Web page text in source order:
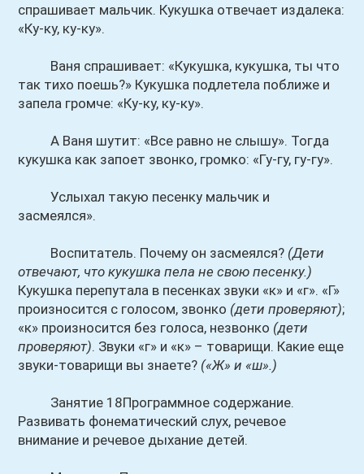
спрашивает мальчик. Кукушка отвечает издалека:
«Ку-ку, ку-ку».
Ваня спрашивает: «Кукушка, кукушка, ты что
так тихо поешь?» Кукушка подлетела поближе и
запела громче: «Ку-ку, ку-ку».
А Ваня шутит: «Все равно не слышу». Тогда
кукушка как запоет звонко, громко: «Гу-гу, гу-гу».
Услыхал такую песенку мальчик и
засмеялся».
Воспитатель. Почему он засмеялся? (Дети
отвечают, что кукушка пела не свою песенку.)
Кукушка перепутала в песенках звуки «к» и «г». «Г»
произносится с голосом, звонко (дети проверяют);
«к» произносится без голоса, незвонко (дети
проверяют). Звуки «г» и «к» – товарищи. Какие еще
звуки-товарищи вы знаете? («Ж» и «ш».)
Занятие 18Программное содержание.
Развивать фонематический слух, речевое
внимание и речевое дыхание детей.